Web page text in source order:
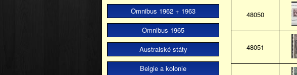
Omnibus 1962 + 1963
Omnibus 1965
Australské státy
Belgie a kolonie
48050
48051